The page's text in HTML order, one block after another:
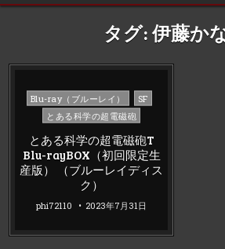
タグ:伊藤か
Posted
Blu-ray（ブルーレイ）
SF
とある科学の超電磁砲
とある科学の超電磁砲T
Blu-rayBOX（初回限定生
産版） （ブルーレイディス
ク）
phi72110 2023年7月31日